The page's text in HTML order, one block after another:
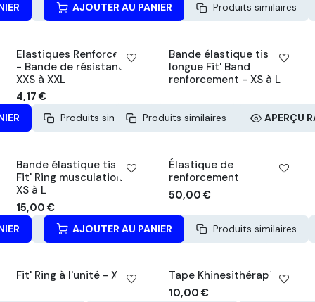
Produits similaires APERÇU RAPIDE
AJOUTER AU PANIER
Produits similaires
Elastiques Renforcement
- Bande de résistance
XXS à XXL
4,17€
Produits similaires APERÇU RAPIDE
Bande élastique tissu
longue Fit' Band
renforcement - XS à L
Produits similaires APERÇU
Bande élastique tissu
Fit' Ring musculation -
XS à L
15,00€
Produits similaires APERÇU RAPIDE
Élastique de
renforcement
50,00€
AJOUTER AU PANIER Produits similaires
Fit' Ring à l'unité - XS à L Tape Khinesithérapie
10,00€